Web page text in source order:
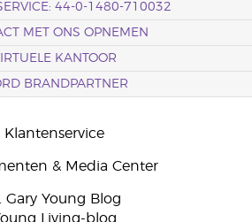
44-0-1480-710032
MET ONS OPNEMEN
KANTOOR
BRANDPARTNER
Klantenservice
& Media Center
Gary Young Blog
Living-blog